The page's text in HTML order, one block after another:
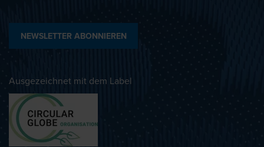
NEWSLETTER ABONNIEREN
Ausgezeichnet mit dem Label